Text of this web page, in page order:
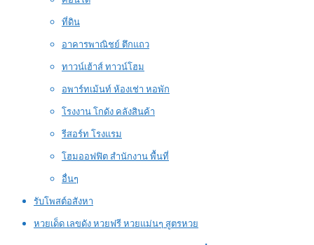
ที่ดิน
อาคารพาณิชย์ ตึกแถว
ทาวน์เฮ้าส์ ทาวน์โฮม
อพาร์ทเม้นท์ ห้องเช่า หอพัก
โรงงาน โกดัง คลังสินค้า
รีสอร์ท โรงแรม
โฮมออฟฟิต สำนักงาน พื้นที่
อื่นๆ
รับโพสต์อสังหา
หวยเด็ด เลขดัง หวยฟรี หวยแม่นๆ สูตรหวย